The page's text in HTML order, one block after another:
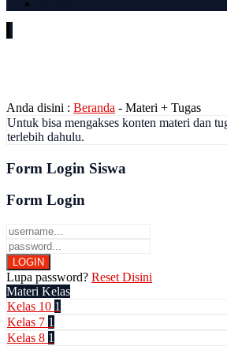
Anda disini : Beranda - Materi + Tugas
Untuk bisa mengakses konten materi dan
terlebih dahulu.
Form Login Siswa
Form Login
Lupa password? Reset Disini
Materi Kelas
Kelas 10 1
Kelas 7 1
Kelas 8 1